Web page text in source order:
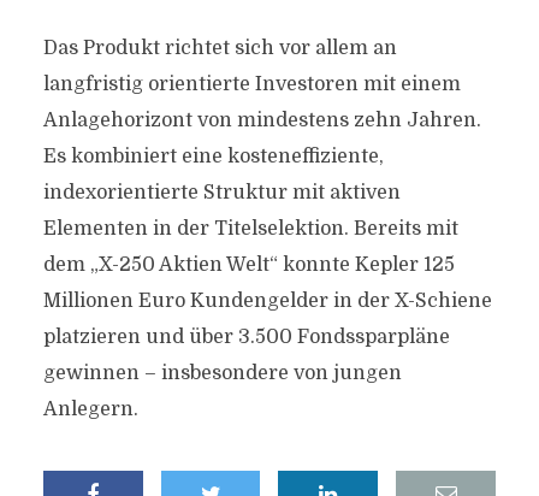
Das Produkt richtet sich vor allem an
langfristig orientierte Investoren mit einem
Anlagehorizont von mindestens zehn Jahren.
Es kombiniert eine kosteneffiziente,
indexorientierte Struktur mit aktiven
Elementen in der Titelselektion. Bereits mit
dem „X-250 Aktien Welt“ konnte Kepler 125
Millionen Euro Kundengelder in der X-Schiene
platzieren und über 3.500 Fondssparpläne
gewinnen – insbesondere von jungen
Anlegern.